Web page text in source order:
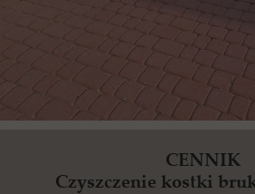
CENNIK
Czyszczenie kostki